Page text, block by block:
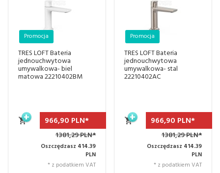
TRES LOFT Bateria
jednouchwytowa
umywalkowa- biel
matowa 22210402BM
Promocja
966,90 PLN*
1381,29 PLN*
Oszczędzasz 414.39
PLN
* z podatkiem VAT
TRES LOFT Bateria
jednouchwytowa
umywalkowa- stal
22210402AC
Promocja
966,90 PLN*
1381,29 PLN*
Oszczędzasz 414.39
PLN
* z podatkiem VAT